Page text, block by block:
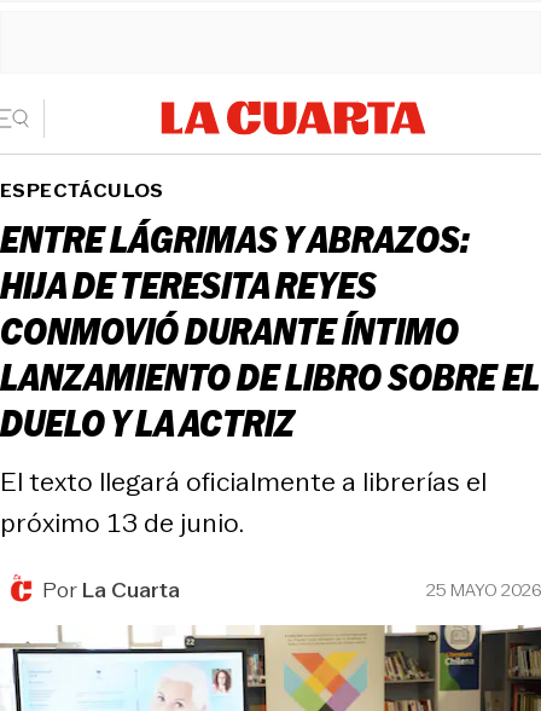
ESPECTÁCULOS
ENTRE LÁGRIMAS Y ABRAZOS:
HIJA DE TERESITA REYES
CONMOVIÓ DURANTE ÍNTIMO
LANZAMIENTO DE LIBRO SOBRE EL
DUELO Y LA ACTRIZ
El texto llegará oficialmente a librerías el
próximo 13 de junio.
PorLa Cuarta 25 MAYO 2026